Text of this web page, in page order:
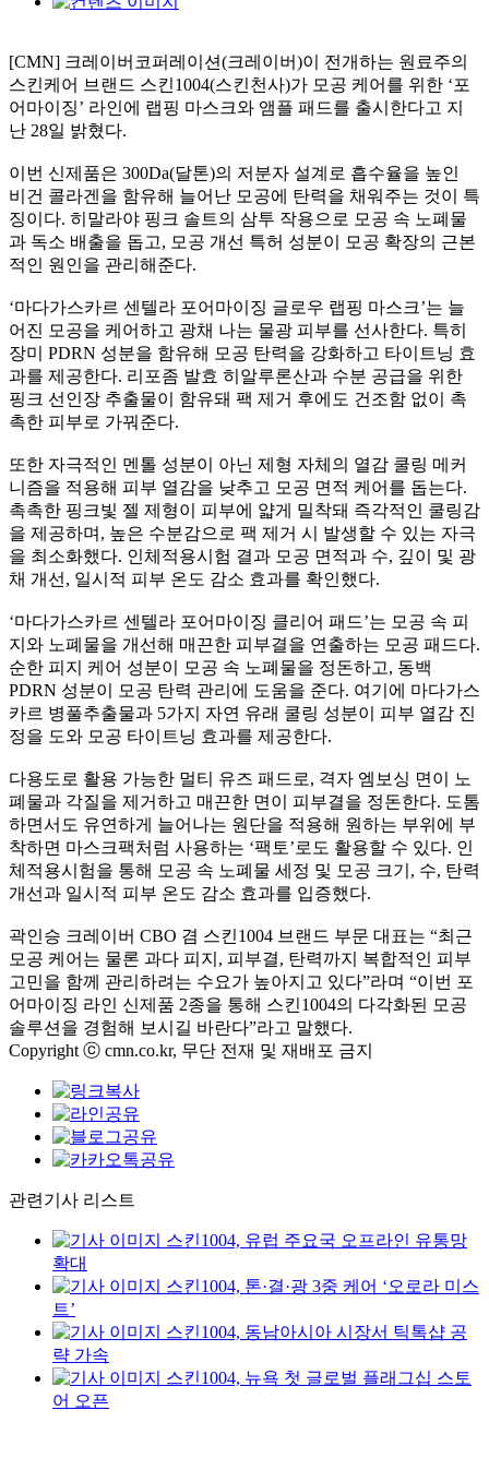
[CMN] 크레이버코퍼레이션(크레이버)이 전개하는 원료주의
스킨케어 브랜드 스킨1004(스킨천사)가 모공 케어를 위한 ‘포
어마이징’ 라인에 랩핑 마스크와 앰플 패드를 출시한다고 지
난 28일 밝혔다.
이번 신제품은 300Da(달톤)의 저분자 설계로 흡수율을 높인
비건 콜라겐을 함유해 늘어난 모공에 탄력을 채워주는 것이 특
징이다. 히말라야 핑크 솔트의 삼투 작용으로 모공 속 노폐물
과 독소 배출을 돕고, 모공 개선 특허 성분이 모공 확장의 근본
적인 원인을 관리해준다.
‘마다가스카르 센텔라 포어마이징 글로우 랩핑 마스크’는 늘
어진 모공을 케어하고 광채 나는 물광 피부를 선사한다. 특히
장미 PDRN 성분을 함유해 모공 탄력을 강화하고 타이트닝 효
과를 제공한다. 리포좀 발효 히알루론산과 수분 공급을 위한
핑크 선인장 추출물이 함유돼 팩 제거 후에도 건조함 없이 촉
촉한 피부로 가꿔준다.
또한 자극적인 멘톨 성분이 아닌 제형 자체의 열감 쿨링 메커
니즘을 적용해 피부 열감을 낮추고 모공 면적 케어를 돕는다.
촉촉한 핑크빛 젤 제형이 피부에 얇게 밀착돼 즉각적인 쿨링감
을 제공하며, 높은 수분감으로 팩 제거 시 발생할 수 있는 자극
을 최소화했다. 인체적용시험 결과 모공 면적과 수, 깊이 및 광
채 개선, 일시적 피부 온도 감소 효과를 확인했다.
‘마다가스카르 센텔라 포어마이징 클리어 패드’는 모공 속 피
지와 노폐물을 개선해 매끈한 피부결을 연출하는 모공 패드다.
순한 피지 케어 성분이 모공 속 노폐물을 정돈하고, 동백
PDRN 성분이 모공 탄력 관리에 도움을 준다. 여기에 마다가스
카르 병풀추출물과 5가지 자연 유래 쿨링 성분이 피부 열감 진
정을 도와 모공 타이트닝 효과를 제공한다.
다용도로 활용 가능한 멀티 유즈 패드로, 격자 엠보싱 면이 노
폐물과 각질을 제거하고 매끈한 면이 피부결을 정돈한다. 도톰
하면서도 유연하게 늘어나는 원단을 적용해 원하는 부위에 부
착하면 마스크팩처럼 사용하는 ‘팩토’로도 활용할 수 있다. 인
체적용시험을 통해 모공 속 노폐물 세정 및 모공 크기, 수, 탄력
개선과 일시적 피부 온도 감소 효과를 입증했다.
곽인승 크레이버 CBO 겸 스킨1004 브랜드 부문 대표는 “최근
모공 케어는 물론 과다 피지, 피부결, 탄력까지 복합적인 피부
고민을 함께 관리하려는 수요가 높아지고 있다”라며 “이번 포
어마이징 라인 신제품 2종을 통해 스킨1004의 다각화된 모공
솔루션을 경험해 보시길 바란다”라고 말했다.
Copyright ⓒ cmn.co.kr, 무단 전재 및 재배포 금지
관련기사 리스트
스킨1004, 유럽 주요국 오프라인 유통망
확대
스킨1004, 톤·결·광 3중 케어 ‘오로라 미스
트’
스킨1004, 동남아시아 시장서 틱톡샵 공
략 가속
스킨1004, 뉴욕 첫 글로벌 플래그십 스토
어 오픈